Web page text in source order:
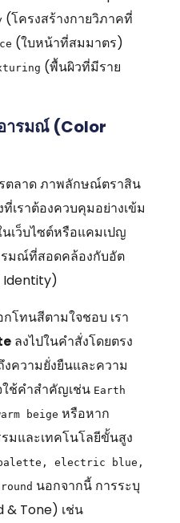
(โครงสร้างกายวิภาคที่
(ใบหน้าที่สมมาตร)
(พื้นผิวที่มีราย
ารมณ์ (Color
ตลาด ภาพลักษณ์ตราสิน
เราต้องควบคุมอย่างเข้ม
เว็บไซต์หรือแคมเปญ
มณ์ที่สอดคล้องกับอัต
Identity)
โทนสีตามใจชอบ เรา
ลงไปในคำสั่งโดยตรง
ความยั่งยืนและความ
ใช้คำสำคัญเช่น Earth
beige หรือหาก
มและเทคโนโลยีขั้นสูง
palette, electric blue,
นอกจากนี้ การระบุ
& Tone) เช่น